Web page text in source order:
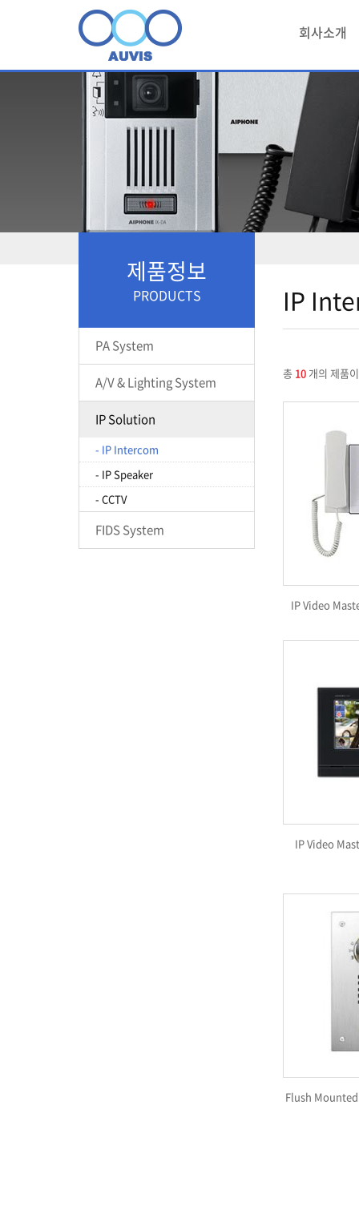
회사소개
제품정보
PRODUCTS
PA System
A/V & Lighting System
IP Solution
- IP Intercom
- IP Speaker
- CCTV
FIDS System
IP
총 10개의 제품
IP Video
IP Video
Flush